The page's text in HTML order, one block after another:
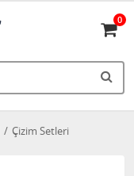
0
Çizim Setleri